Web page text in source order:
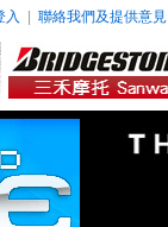
入 聯絡我們及提供意見